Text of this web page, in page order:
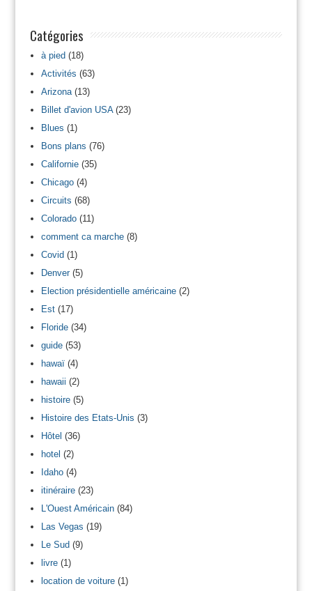
Catégories
à pied(18)
Activités (63)
Arizona(13)
Billet d'avion USA(23)
Blues (1)
Bons plans (76)
Californie(35)
Chicago(4)
Circuits (68)
Colorado(11)
comment ca marche(8)
Covid(1)
Denver(5)
Election présidentielle américaine(2)
Est(17)
Floride(34)
guide(53)
hawaï(4)
hawaii (2)
histoire(5)
Histoire des Etats-Unis (3)
Hôtel (36)
hotel (2)
Idaho(4)
itinéraire(23)
L'Ouest Américain(84)
Las Vegas (19)
Le Sud(9)
livre(1)
location de voiture(1)